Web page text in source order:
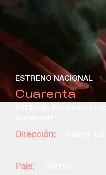
ESTRENO NACIONAL
Cuarenta
Dirección:
País: